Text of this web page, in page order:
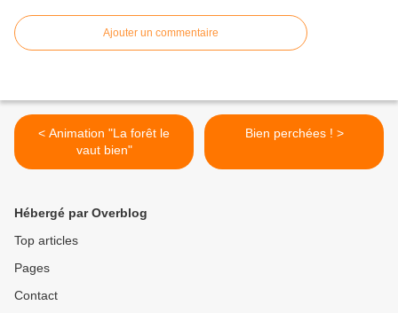
Ajouter un commentaire
< Animation "La forêt le
vaut bien"
Bien perchées ! >
Hébergé par Overblog
Top articles
Pages
Contact